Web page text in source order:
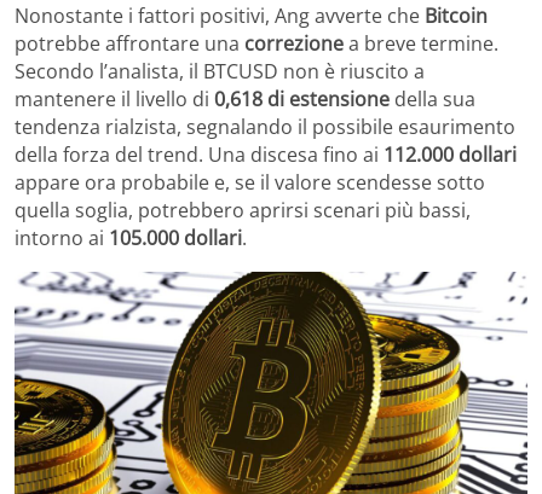
Nonostante i fattori positivi, Ang avverte che Bitcoin
potrebbe affrontare una correzionea breve termine.
Secondo l’analista, il BTCUSD non è riuscito a
mantenere il livello di 0,618 di estensione della sua
tendenza rialzista, segnalando il possibile esaurimento
della forza del trend. Una discesa fino ai 112.000 dollari
appare ora probabile e, se il valore scendesse sotto
quella soglia, potrebbero aprirsi scenari più bassi,
intorno ai 105.000 dollari.